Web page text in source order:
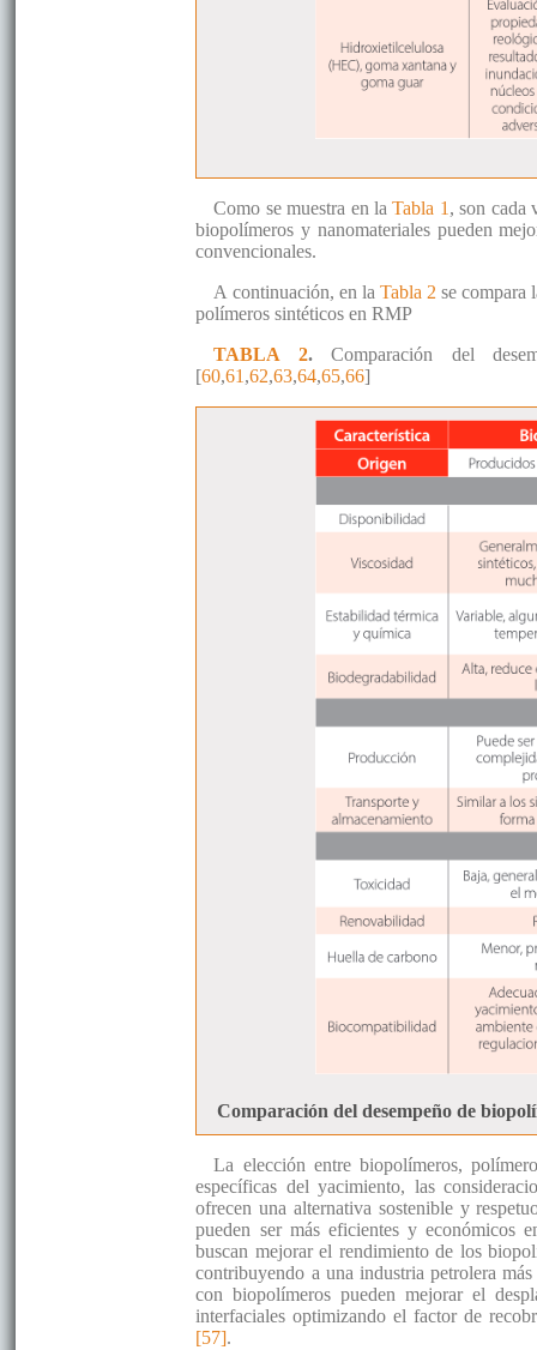
Como se muestra en laTabla 1 , son cada
biopolímeros y nanomateriales pueden
convencionales.
A continuación, en la Tabla 2 se compara
polímeros sintéticos en RMP
TABLA 2.Comparación del
[60,61 ,62,63,64,65,66]
Comparación del desempeño de
La elección entre biopolímeros,
específicas del yacimiento, las
ofrecen una alternativa sostenible y
pueden ser más eficientes y económicos
buscan mejorar el rendimiento de los
contribuyendo a una industria petrolera
con biopolímeros pueden mejorar el
interfaciales optimizando el factor de
[57].